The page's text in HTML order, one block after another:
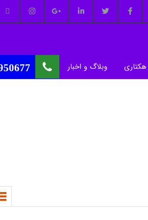
وبلاگ و اخبار